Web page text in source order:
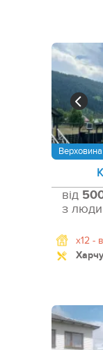
Верховина
від
з
x12 -